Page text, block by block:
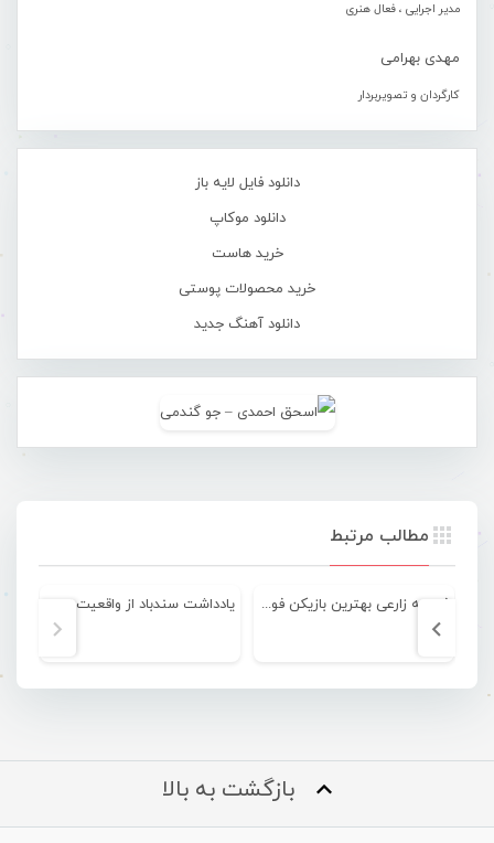
مدیر اجرایی ، فعال هنری
مهدی بهرامی
کارگردان و تصویربردار
دانلود فایل لایه باز
دانلود موکاپ
خرید هاست
خرید محصولات پوستی
دانلود آهنگ جدید
مطالب مرتبط
فهمیه زارعی بهترین بازیکن فوتسال بانوان ایران در سال ۹۵
بازگشت به بالا